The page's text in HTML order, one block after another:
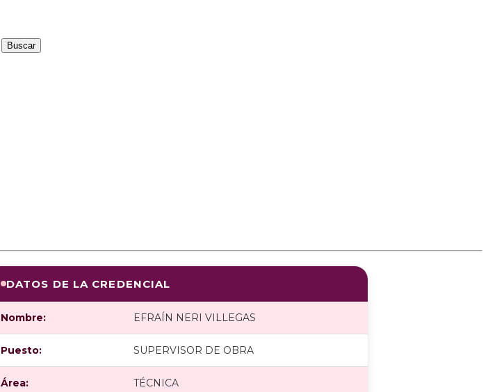
DATOS DE LA CREDENCIAL
Nombre: EFRAÍN NERI VILLEGAS
Puesto: SUPERVISOR DE OBRA
Área: TÉCNICA